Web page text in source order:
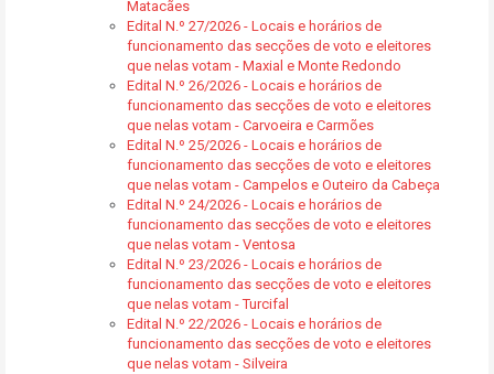
Matacães
Edital N.º 27/2026 - Locais e horários de
funcionamento das secções de voto e eleitores
que nelas votam - Maxial e Monte Redondo
Edital N.º 26/2026 - Locais e horários de
funcionamento das secções de voto e eleitores
que nelas votam - Carvoeira e Carmões
Edital N.º 25/2026 - Locais e horários de
funcionamento das secções de voto e eleitores
que nelas votam - Campelos e Outeiro da Cabeça
Edital N.º 24/2026 - Locais e horários de
funcionamento das secções de voto e eleitores
que nelas votam - Ventosa
Edital N.º 23/2026 - Locais e horários de
funcionamento das secções de voto e eleitores
que nelas votam - Turcifal
Edital N.º 22/2026 - Locais e horários de
funcionamento das secções de voto e eleitores
que nelas votam - Silveira